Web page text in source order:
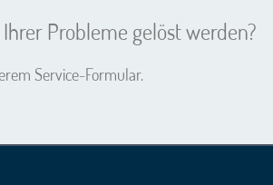
Probleme gelöst werden?
Service-Formular.